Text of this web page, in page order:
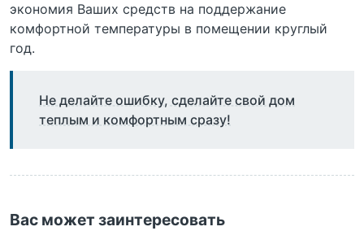
экономия Ваших средств на поддержание
комфортной температуры в помещении круглый
год.
Не делайте ошибку, сделайте свой дом
теплым и комфортным сразу!
Вас может заинтересовать